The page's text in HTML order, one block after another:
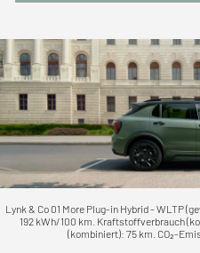
Lynk & Co 01 More Plug-in Hybrid - WLTP
192 kWh/100 km. Kraftstoffverbrauch
(kombiniert): 75 km. CO₂-